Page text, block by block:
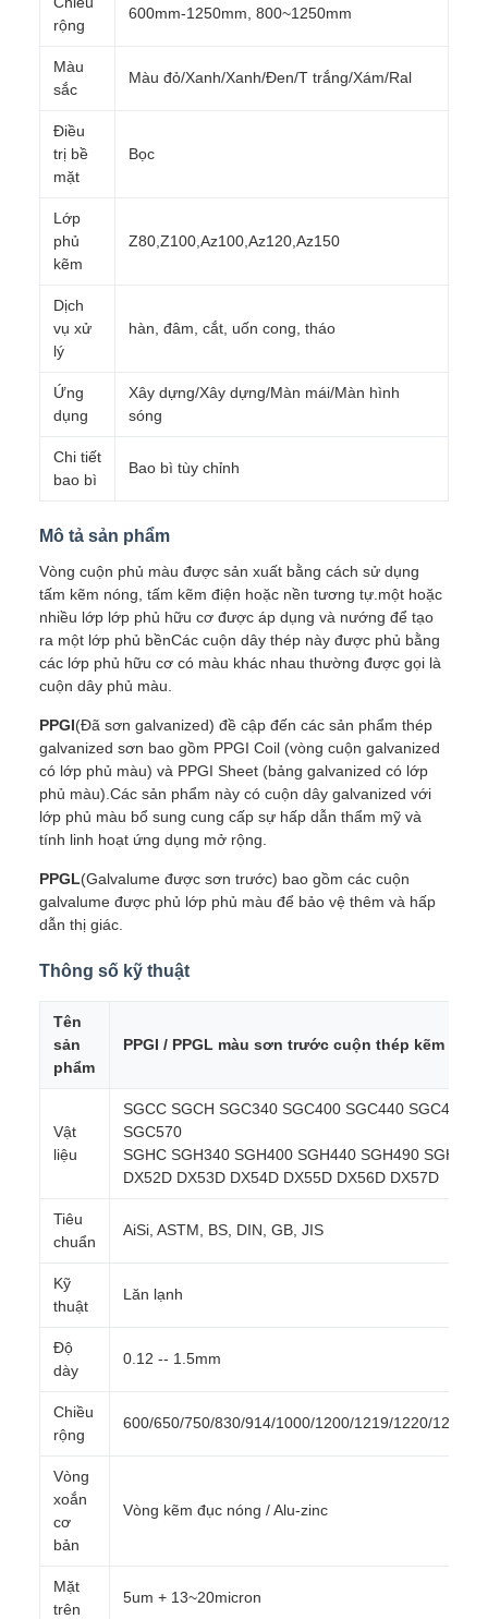
rộng
600mm-1250mm, 800~1250mm
Màu
sắc
Màu đỏ/Xanh/Xanh/Đen/T trắng/Xám/Ral
Điều
trị bề
mặt
Bọc
Lớp
phủ
kẽm
Z80,Z100,Az100,Az120,Az150
Dịch
vụ xử
lý
hàn, đâm, cắt, uốn cong, tháo
Ứng
dụng
Xây dựng/Xây dựng/Màn mái/Màn hình
sóng
Chi tiết
bao bì
Bao bì tùy chỉnh
Mô tả sản phẩm
Vòng cuộn phủ màu được sản xuất bằng cách sử dụng
tấm kẽm nóng, tấm kẽm điện hoặc nền tương tự.một hoặc
nhiều lớp lớp phủ hữu cơ được áp dụng và nướng để tạo
ra một lớp phủ bềnCác cuộn dây thép này được phủ bằng
các lớp phủ hữu cơ có màu khác nhau thường được gọi là
cuộn dây phủ màu.
PPGI(Đã sơn galvanized) đề cập đến các sản phẩm thép
galvanized sơn bao gồm PPGI Coil (vòng cuộn galvanized
có lớp phủ màu) và PPGI Sheet (bảng galvanized có lớp
phủ màu).Các sản phẩm này có cuộn dây galvanized với
lớp phủ màu bổ sung cung cấp sự hấp dẫn thẩm mỹ và
tính linh hoạt ứng dụng mở rộng.
PPGL(Galvalume được sơn trước) bao gồm các cuộn
galvalume được phủ lớp phủ màu để bảo vệ thêm và hấp
dẫn thị giác.
Thông số kỹ thuật
Tên
sản
phẩm
PPGI / PPGL màu sơn trước cuộn thép kẽm / dải
Vật
liệu
SGCC SGCH SGC340 SGC400 SGC440 SGC490
SGC570
SGHC SGH340 SGH400 SGH440 SGH490 SGH540
DX52D DX53D DX54D DX55D DX56D DX57D
Tiêu
chuẩn
AiSi, ASTM, BS, DIN, GB, JIS
Kỹ
thuật
Lăn lạnh
Độ
dày
0.12 -- 1.5mm
Chiều
rộng
600/650/750/830/914/1000/1200/1219/1220/
Vòng
xoắn
cơ
bản
Vòng kẽm đục nóng / Alu-zinc
Mặt
trên
5um + 13~20micron